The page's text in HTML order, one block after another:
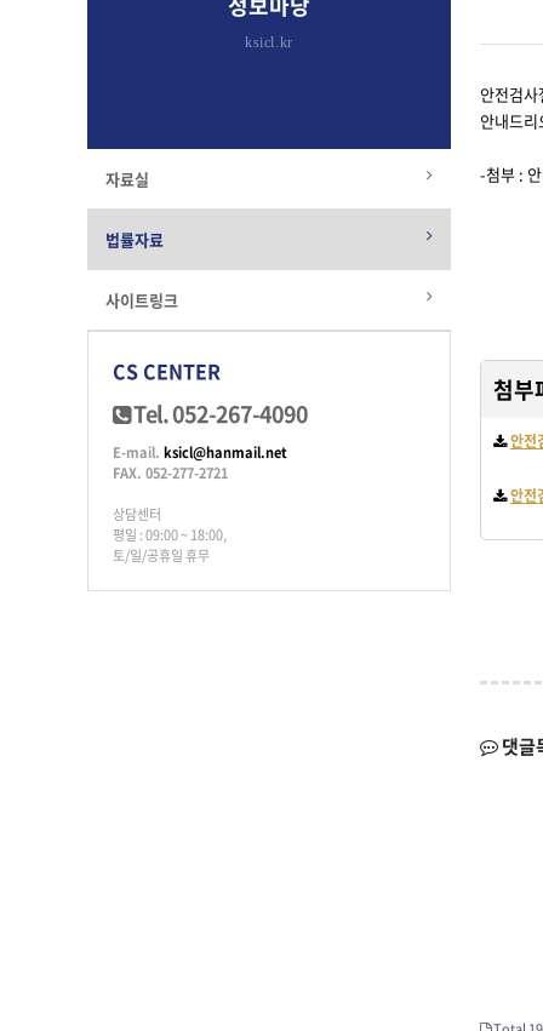
안전검
안내드
-첨부 :
첨부
안전
안전
댓
ksicl.kr
자료실
법률자료
사이트링크
CS CENTER
Tel. 052-267-4090
E-mail. ksicl@hanmail.net
FAX. 052-277-2721
상담센터
평일 : 09:00 ~ 18:00,
토/일/공휴일 휴무